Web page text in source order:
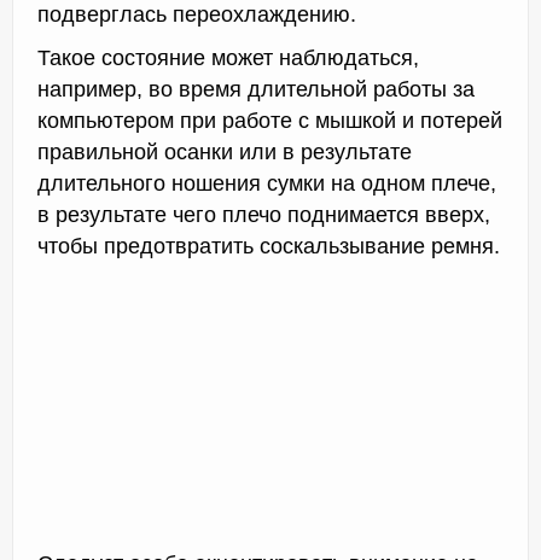
подверглась переохлаждению.
Такое состояние может наблюдаться,
например, во время длительной работы за
компьютером при работе с мышкой и потерей
правильной осанки или в результате
длительного ношения сумки на одном плече,
в результате чего плечо поднимается вверх,
чтобы предотвратить соскальзывание ремня.